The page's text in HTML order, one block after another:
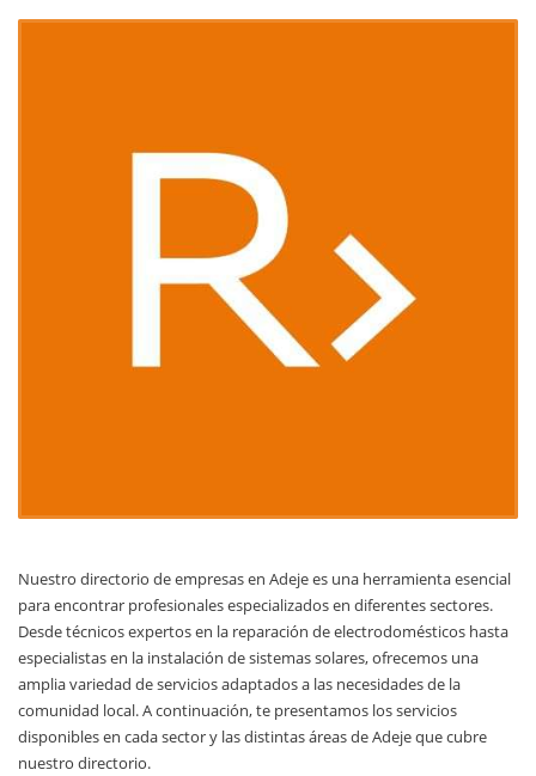
Nuestro directorio de empresas en Adeje es una herramienta esencial
para encontrar profesionales especializados en diferentes sectores.
Desde técnicos expertos en la reparación de electrodomésticos hasta
especialistas en la instalación de sistemas solares, ofrecemos una
amplia variedad de servicios adaptados a las necesidades de la
comunidad local. A continuación, te presentamos los servicios
disponibles en cada sector y las distintas áreas de Adeje que cubre
nuestro directorio.